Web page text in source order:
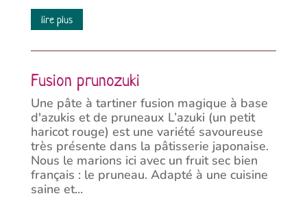
lire plus
Fusion prunozuki
Une pâte à tartiner fusion magique à base
d'azukis et de pruneaux L’azuki (un petit
haricot rouge) est une variété savoureuse
très présente dans la pâtisserie japonaise.
Nous le marions ici avec un fruit sec bien
français : le pruneau. Adapté à une cuisine
saine et...